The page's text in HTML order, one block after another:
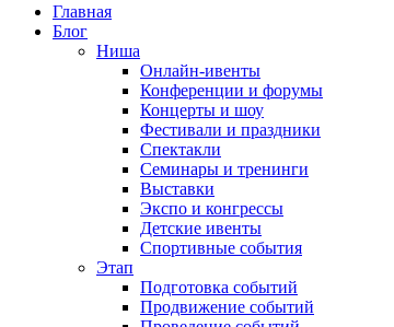
Главная
Блог
Ниша
Онлайн-ивенты
Конференции и форумы
Концерты и шоу
Фестивали и праздники
Спектакли
Семинары и тренинги
Выставки
Экспо и конгрессы
Детские ивенты
Спортивные события
Этап
Подготовка событий
Продвижение событий